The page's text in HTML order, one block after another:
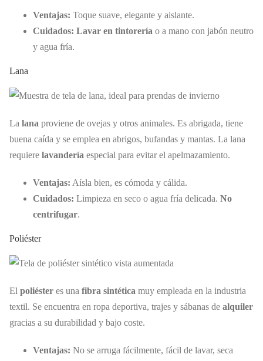
Ventajas: Toque suave, elegante y aislante.
Cuidados: Lavar en tintorería o a mano con jabón neutro
y agua fría.
Lana
La lana proviene de ovejas y otros animales. Es abrigada, tiene
buena caída y se emplea en abrigos, bufandas y mantas. La lana
requiere lavandería especial para evitar el apelmazamiento.
Ventajas: Aísla bien, es cómoda y cálida.
Cuidados: Limpieza en seco o agua fría delicada. No
centrifugar.
Poliéster
El poliéster es una fibra sintética muy empleada en la industria
textil. Se encuentra en ropa deportiva, trajes y sábanas de alquiler
gracias a su durabilidad y bajo coste.
Ventajas: No se arruga fácilmente, fácil de lavar, seca